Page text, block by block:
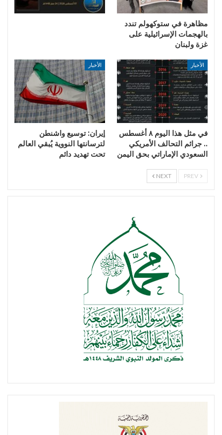
مظاهرة في ستوكهولم تندد
بالهجمات الإسرائيلية على
غزة ولبنان
الأخبار
في مثل هذا اليوم ٨ أغسطس
.. جرائم التحالف الأمريكي
السعودي الإماراتي بحق اليمن
الأخبار
إيران: توسيع واشنطن
لترسانتها النووية يُبقي العالم
تحت تهديد دائم
NEXT